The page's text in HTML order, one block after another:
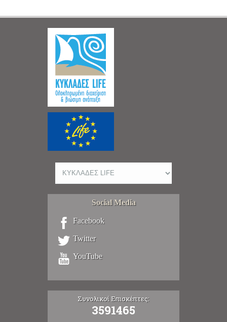
Social Media
Facebook
Twitter
YouTube
Συνολικοί Επισκέπτες:
3591465